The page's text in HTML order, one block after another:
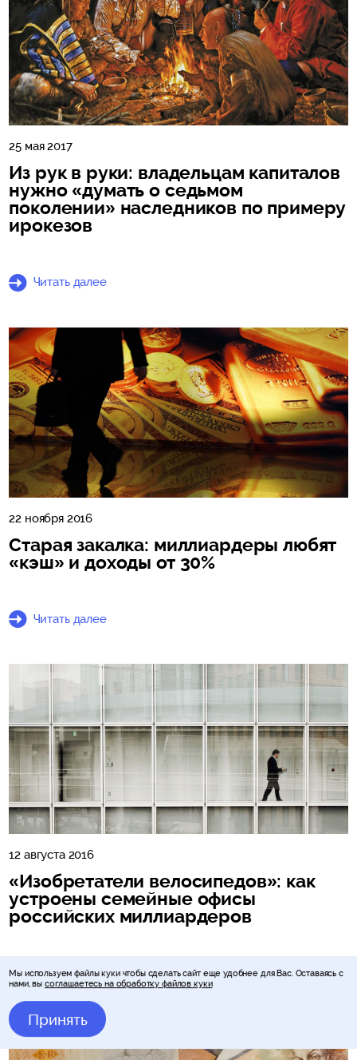
25 мая 2017
Из рук в руки: владельцам капиталов
нужно «думать о седьмом
поколении» наследников по примеру
ирокезов
Читать далее
22 ноября 2016
Старая закалка: миллиардеры любят
«кэш» и доходы от 30%
Читать далее
12 августа 2016
«Изобретатели велосипедов»: как
устроены семейные офисы
российских миллиардеров
Читать далее
Мы используем файлы куки чтобы сделать сайт еще удобнее для Вас. Оставаясь с
нами, вы соглашаетесь на обработку файлов куки
Принять